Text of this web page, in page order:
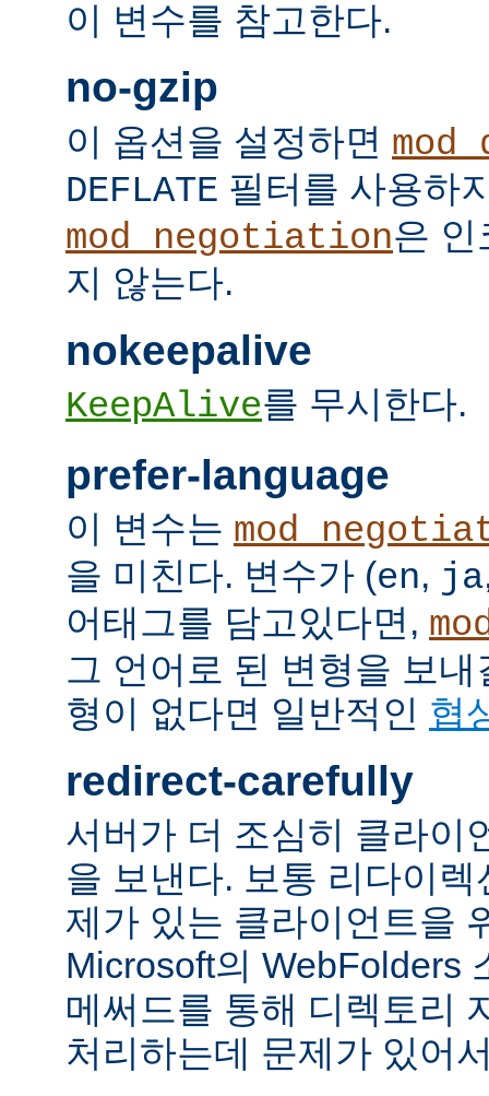
이 변수를 참고한다.
no-gzip
이 옵션을 설정하면
DEFLATE 필터를 사용하
mod_negotiation은 인
지 않는다.
nokeepalive
KeepAlive를 무시한다.
prefer-language
이 변수는
을 미친다. 변수가 (en, ja
어태그를 담고있다면,
그 언어로 된 변형을 보
형이 없다면 일반적인 협
redirect-carefully
서버가 더 조심히 클라이
을 보낸다. 보통 리다이
제가 있는 클라이언트을
Microsoft의 WebFolders
메써드를 통해 디렉토리
처리하는데 문제가 있어